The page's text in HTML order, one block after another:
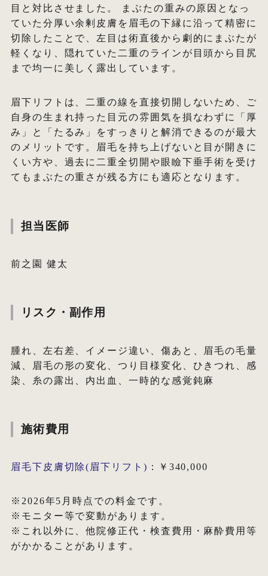
目と対比させました。 まぶたの重みの原因となっ
ていた分厚い余剰皮膚を眉毛の下縁に沿って精密に
切除したことで、左目は術直後から劇的にまぶたが
軽くなり、隠れていた二重のラインが目頭から目尻
まで均一に美しく露出しています。
眉下リフトは、二重の線を直接切開しないため、ご
自身の生まれ持った目元の雰囲気を損なわずに「厚
み」と「たるみ」をすっきりと解消できるのが最大
のメリットです。眉毛を持ち上げないと目が開きに
くい方や、過去に二重全切開や眼瞼下垂手術を受け
てもまぶたの重さが残る方にも適応となります。
担当医師
前之園 健太
リスク・副作用
腫れ、左右差、イメージ違い、傷あと、眉毛の毛量
減、眉毛の形の変化、つり目様変化、ひきつれ、感
染、糸の露出、内出血、一時的な感覚鈍麻
施術費用
眉毛下皮膚切除(眉下リフト) ：￥340,000
※2026年5月時点での料金です。
※モニター等で変動があります。
※これ以外に、他院修正代・検査費用・麻酔費用等
がかかることがあります。